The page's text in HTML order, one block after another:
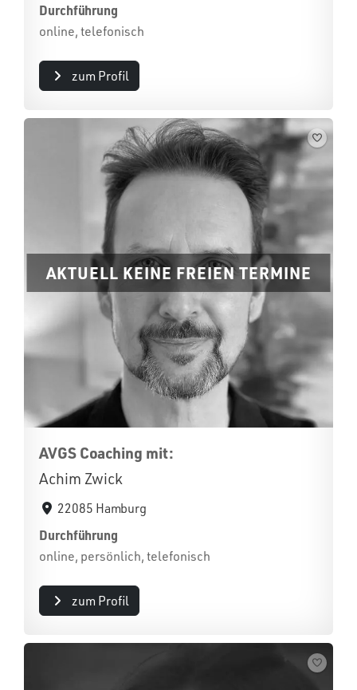
Durchführung
online, telefonisch
zum Profil
AKTUELL KEINE FREIEN TERMINE
AVGS Coaching mit:
Achim Zwick
22085 Hamburg
Durchführung
online, persönlich, telefonisch
zum Profil